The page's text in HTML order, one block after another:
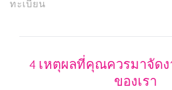
ทะเบียน
4 เหตุผลที่คุณควรมาจัด
ของเรา